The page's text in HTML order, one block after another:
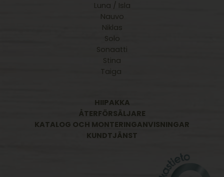
Luna / Isla
Nauvo
Niklas
Solo
Sonaatti
Stina
Taiga
HIIPAKKA
ÅTERFÖRSÄLJARE
KATALOG OCH MONTERINGANVISNINGAR
KUNDTJÄNST